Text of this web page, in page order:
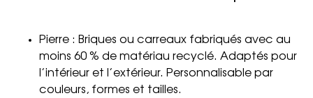
Pierre : Briques ou carreaux fabriqués avec au
moins 60 % de matériau recyclé. Adaptés pour
l’intérieur et l’extérieur. Personnalisable par
couleurs, formes et tailles.